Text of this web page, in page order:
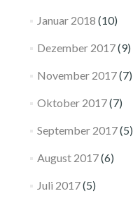
Januar 2018 (10)
Dezember 2017(9)
November 2017(7)
Oktober 2017(7)
September 2017(5)
August 2017(6)
Juli 2017(5)